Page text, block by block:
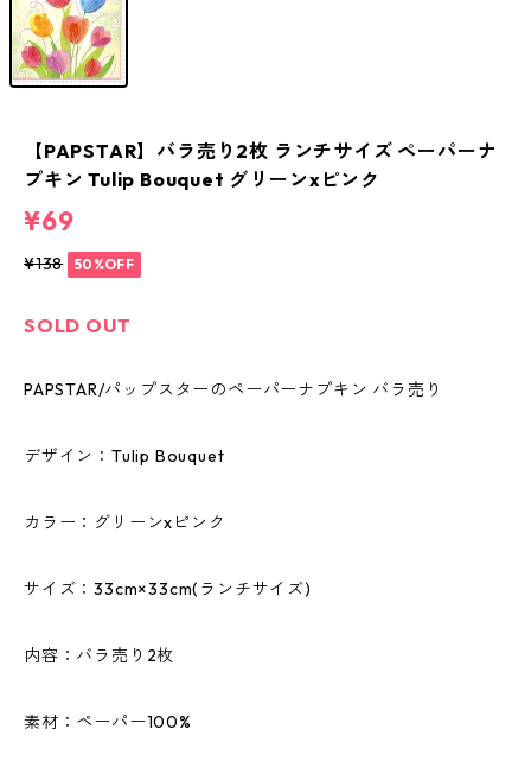
【PAPSTAR】バラ売り2枚 ランチサイズ ペーパーナ
プキン Tulip Bouquet グリーンxピンク
¥69
¥138 50%OFF
SOLD OUT
PAPSTAR/パップスターのペーパーナプキン バラ売り
デザイン：Tulip Bouquet
カラー：グリーンxピンク
サイズ：33cm×33cm(ランチサイズ)
内容：バラ売り2枚
素材：ペーパー100%